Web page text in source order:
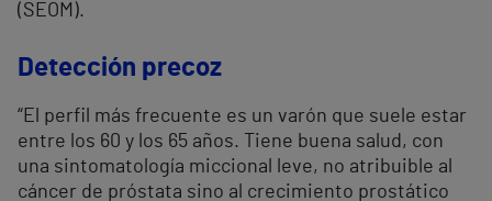
(SEOM).
Detección precoz
“El perfil más frecuente es un varón que suele estar
entre los 60 y los 65 años. Tiene buena salud, con
una sintomatología miccional leve, no atribuible al
cáncer de próstata sino al crecimiento prostático